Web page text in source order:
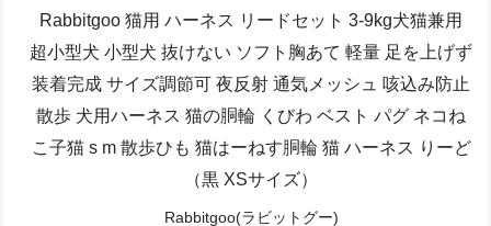
Rabbitgoo 猫用 ハーネス リードセット 3-9kg犬猫兼用
超小型犬 小型犬 抜けない ソフト胸あて 軽量 足を上げず
装着完成 サイズ調節可 夜反射 通気メッシュ 咳込み防止
散歩 犬用ハーネス 猫の胴輪 くびわ ベスト パグ ネコね
こ子猫 s m 散歩ひも 猫はーねす胴輪 猫 ハーネス りーど
（黒 XSサイズ）
Rabbitgoo(ラビットグー)